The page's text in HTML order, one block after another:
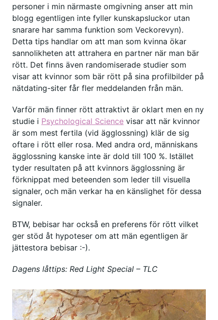
personer i min närmaste omgivning anser att min
blogg egentligen inte fyller kunskapsluckor utan
snarare har samma funktion som Veckorevyn).
Detta tips handlar om att man som kvinna ökar
sannolikheten att attrahera en partner när man bär
rött. Det finns även randomiserade studier som
visar att kvinnor som bär rött på sina profilbilder på
nätdating-siter får fler meddelanden från män.
Varför män finner rött attraktivt är oklart men en ny
studie i Psychological Science visar att när kvinnor
är som mest fertila (vid ägglossning) klär de sig
oftare i rött eller rosa. Med andra ord, människans
ägglossning kanske inte är dold till 100 %. Istället
tyder resultaten på att kvinnors ägglossning är
förknippat med beteenden som leder till visuella
signaler, och män verkar ha en känslighet för dessa
signaler.
BTW, bebisar har också en preferens för rött vilket
ger stöd åt hypoteser om att män egentligen är
jättestora bebisar :-).
Dagens låttips: Red Light Special – TLC